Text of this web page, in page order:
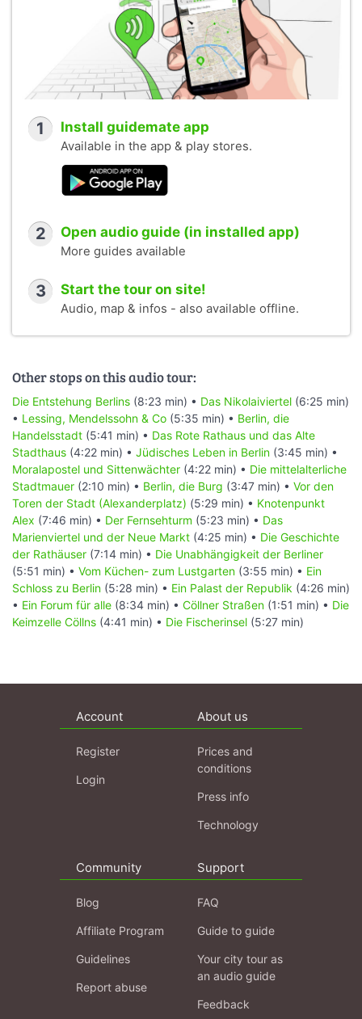
1 Install guidemate app
Available in the app & play stores.
2 Open audio guide (in installed app)
More guides available
3 Start the tour on site!
Audio, map & infos - also available offline.
Other stops on this audio tour:
Die Entstehung Berlins (8:23 min) • Das Nikolaiviertel (6:25 min)
• Lessing, Mendelssohn & Co (5:35 min) • Berlin, die
Handelsstadt (5:41 min) • Das Rote Rathaus und das Alte
Stadthaus (4:22 min) • Jüdisches Leben in Berlin (3:45 min) •
Moralapostel und Sittenwächter (4:22 min) • Die mittelalterliche
Stadtmauer (2:10 min) • Berlin, die Burg (3:47 min) • Vor den
Toren der Stadt (Alexanderplatz) (5:29 min) • Knotenpunkt
Alex (7:46 min) • Der Fernsehturm (5:23 min) • Das
Marienviertel und der Neue Markt (4:25 min) • Die Geschichte
der Rathäuser (7:14 min) • Die Unabhängigkeit der Berliner
(5:51 min) • Vom Küchen- zum Lustgarten (3:55 min) • Ein
Schloss zu Berlin (5:28 min) • Ein Palast der Republik (4:26 min)
• Ein Forum für alle (8:34 min) • Cöllner Straßen (1:51 min) • Die
Keimzelle Cöllns (4:41 min) • Die Fischerinsel (5:27 min)
Account
Register
Login
About us
Prices and
conditions
Press info
Technology
Community
Blog
Affiliate Program
Guidelines
Report abuse
Support
FAQ
Guide to guide
Your city tour as
an audio guide
Feedback